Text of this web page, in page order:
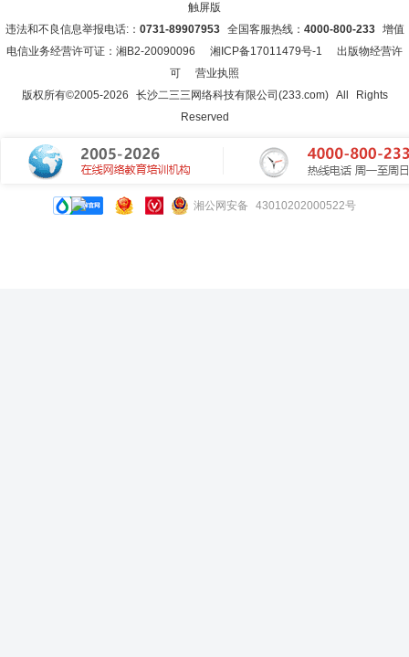
触屏版
违法和不良信息举报电话:： 0731-89907953全国客服热线： 4000-800-233增值
电信业务经营许可证：湘B2-20090096 湘ICP备17011479号-1
出版物经营许
可
营业执照
版权所有©2005-2026 长沙二三三网络科技有限公司(233.com)All Rights
Reserved
湘公网安备 43010202000522号